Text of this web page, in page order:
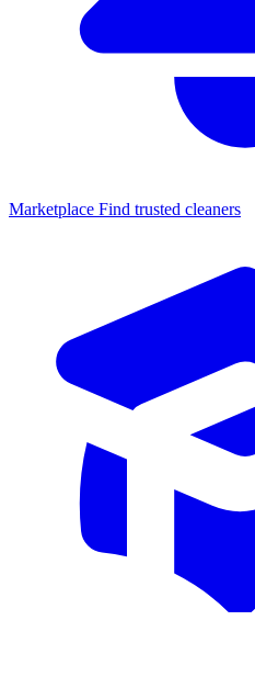
Marketplace Find trusted cleaners